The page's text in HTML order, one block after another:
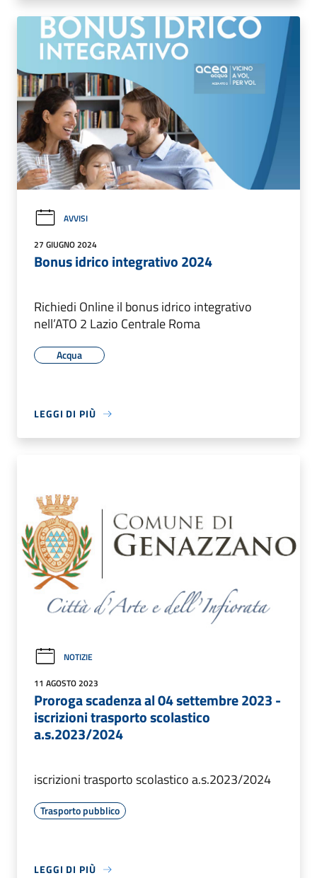
AVVISI
27 GIUGNO 2024
Bonus idrico integrativo 2024
Richiedi Online il bonus idrico integrativo
nell’ATO 2 Lazio Centrale Roma
Acqua
LEGGI DI PIÙ
NOTIZIE
11 AGOSTO 2023
Proroga scadenza al 04 settembre 2023 -
iscrizioni trasporto scolastico
a.s.2023/2024
iscrizioni trasporto scolastico a.s.2023/2024
Trasporto pubblico
LEGGI DI PIÙ